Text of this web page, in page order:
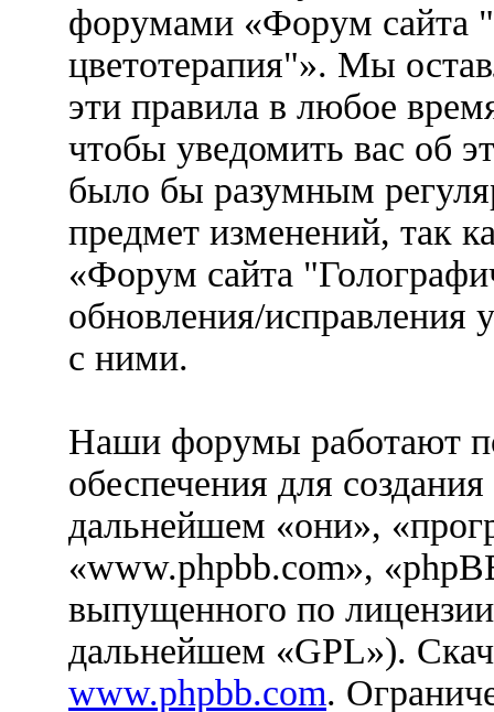
форумами «Форум сайта
цветотерапия"». Мы
эти правила в любое
чтобы уведомить вас об
было бы разумным
предмет изменений, так
«Форум сайта
обновления/исправления
с ними.
Наши форумы работают
обеспечения для
дальнейшем «они»,
«www.phpbb.com»,
выпущенного по
дальнейшем «GPL»).
www.phpbb.com.